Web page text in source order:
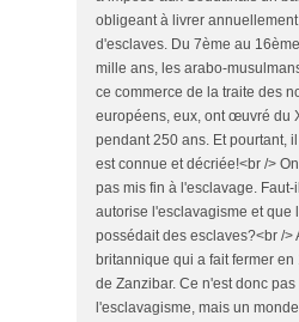
obligeant à livrer
d'esclaves. Du 7ème au
mille ans, les arabo-
ce commerce de la traite des
européens, eux, ont œuvré du
pendant 250 ans. Et pourtant,
est connue et décriée!<br />
pas mis fin à l'esclavage.
autorise l'esclavagisme et que
possédait des esclaves?<br />
britannique qui a fait fermer
de Zanzibar. Ce n'est donc
l'esclavagisme, mais un